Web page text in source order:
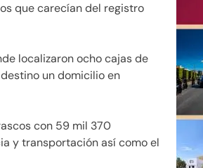
que carecían del registro
localizaron ocho cajas de
un domicilio en
con 59 mil 370
y transportación así como el